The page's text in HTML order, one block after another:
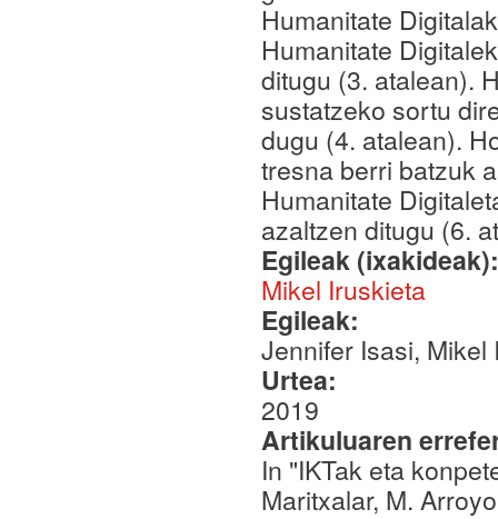
Humanitate
Humanitate
ditugu (3. atalean).
sustatzeko sortu
dugu (4. atalean).
tresna berri batzuk
Humanitate
azaltzen ditugu (6.
Egileak
Mikel Iruskieta
Egileak:
Jennifer Isasi, Mikel
Urtea:
2019
Artikuluaren
In "IKTak eta
Maritxalar, M.